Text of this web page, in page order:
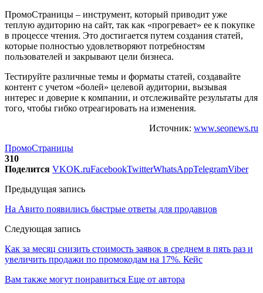
ПромоСтраницы – инструмент, который приводит уже
теплую аудиторию на сайт, так как «прогревает» ее к покупке
в процессе чтения. Это достигается путем создания статей,
которые полностью удовлетворяют потребностям
пользователей и закрывают цели бизнеса.
Тестируйте различные темы и форматы статей, создавайте
контент с учетом «болей» целевой аудитории, вызывая
интерес и доверие к компании, и отслеживайте результаты для
того, чтобы гибко отреагировать на изменения.
Источник: www.seonews.ru
ПромоСтраницы
310
Поделится VKOK.ruFacebookTwitterWhatsAppTelegramViber
Предыдущая запись
На Авито появились быстрые ответы для продавцов
Следующая запись
Как за месяц снизить стоимость заявок в среднем в пять раз и
увеличить продажи по промокодам на 17%. Кейс
Вам также могут понравиться Еще от автора